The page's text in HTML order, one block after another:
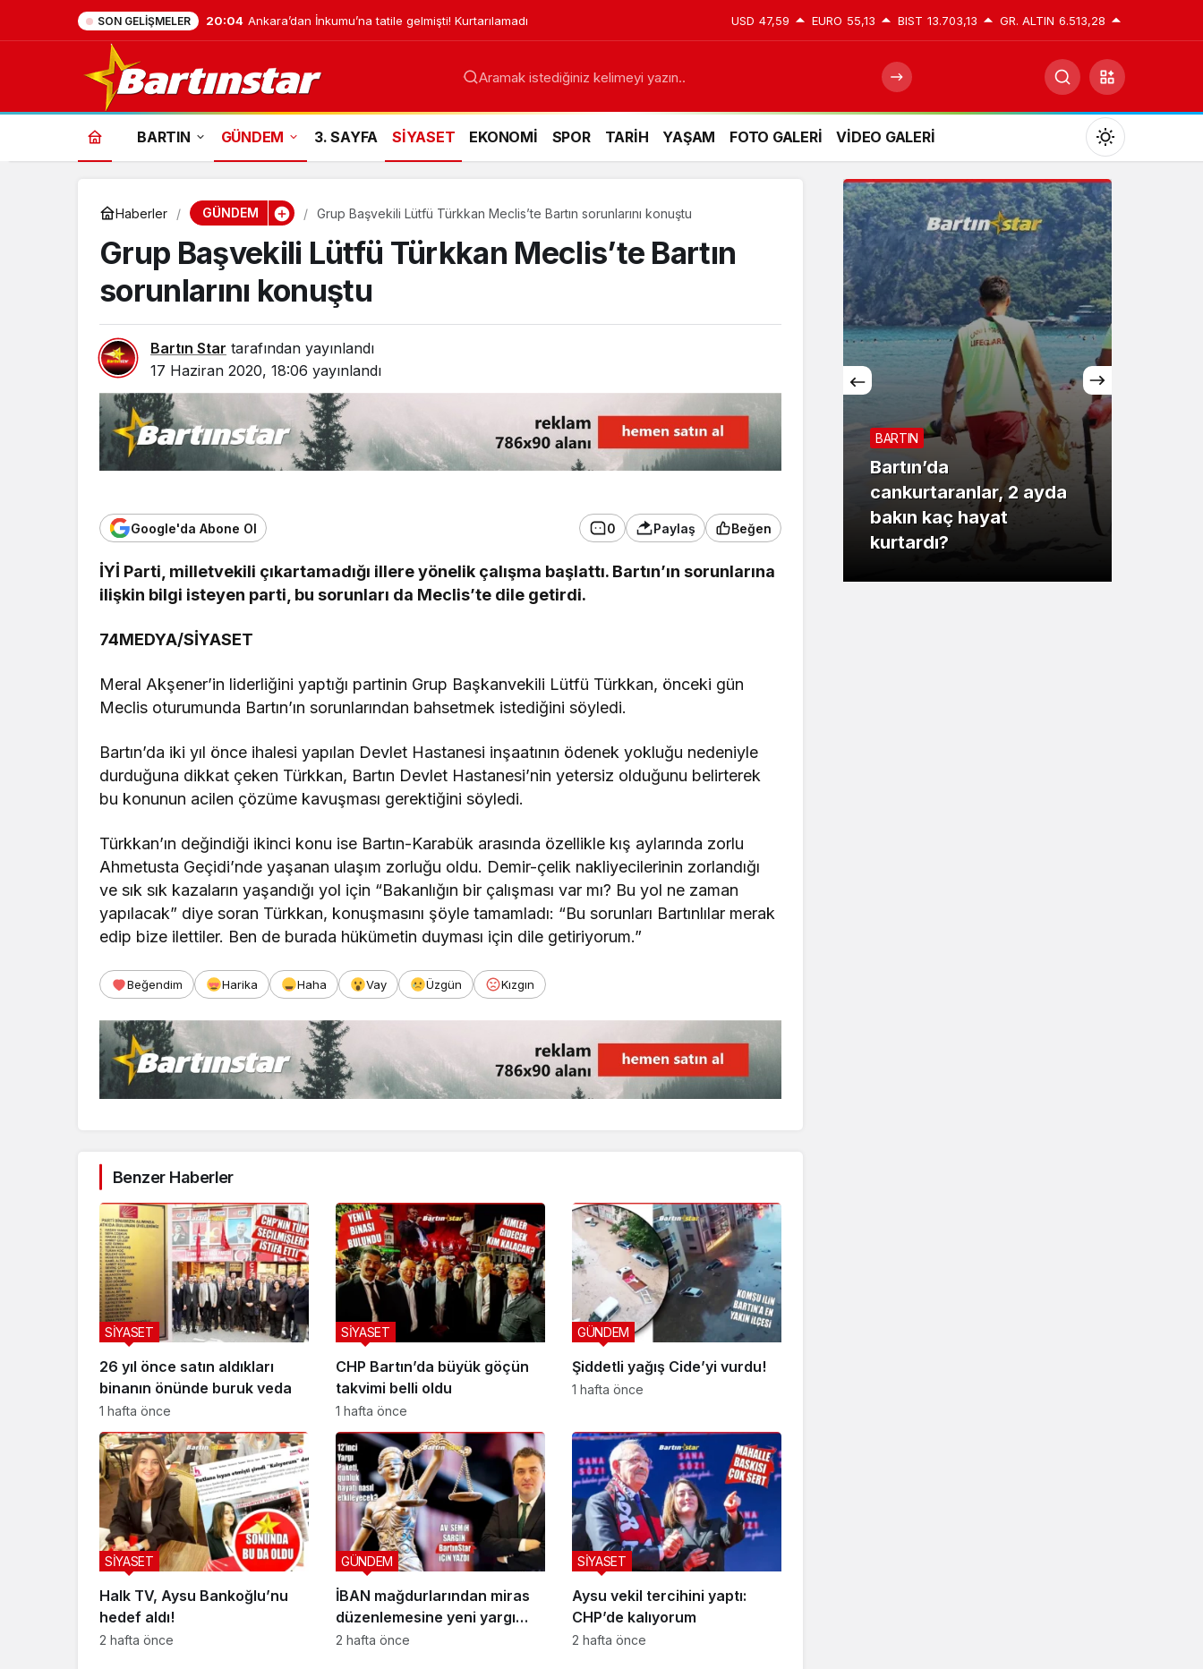
SON GELIŞMELER 20:04 Ankara’dan İnkumu’na tatile gelmişti! Kurtarılamadı USD 47,59 EURO 55,13 BIST 13.703,13 GR. ALTIN 6.513,28
Aramak istediğiniz kelimeyi yazın..
BARTIN GÜNDEM 3. SAYFA SİYASET EKONOMİ SPOR TARİH YAŞAM FOTO GALERİ VİDEO GALERİ
Mod
değiştir
Gündüz Modu
Gündüz modunu seçin.
Gece Modu
Gece modunu seçin.
Sistem Modu
Sistem modunu seçin.
Haberler GÜNDEM Grup Başvekili Lütfü Türkkan Meclis’te Bartın sorunlarını konuştu
Grup Başvekili Lütfü Türkkan Meclis’te Bartın
sorunlarını konuştu
Bartın Star tarafından yayınlandı
17 Haziran 2020, 18:06 yayınlandı
Google'da Abone Ol 0 Paylaş Beğen
İYİ Parti, milletvekili çıkartamadığı illere yönelik çalışma başlattı. Bartın’ın sorunlarına
ilişkin bilgi isteyen parti, bu sorunları da Meclis’te dile getirdi.
74MEDYA/SİYASET
Meral Akşener’in liderliğini yaptığı partinin Grup Başkanvekili Lütfü Türkkan, önceki gün
Meclis oturumunda Bartın’ın sorunlarından bahsetmek istediğini söyledi.
Bartın’da iki yıl önce ihalesi yapılan Devlet Hastanesi inşaatının ödenek yokluğu nedeniyle
durduğuna dikkat çeken Türkkan, Bartın Devlet Hastanesi’nin yetersiz olduğunu belirterek
bu konunun acilen çözüme kavuşması gerektiğini söyledi.
Türkkan’ın değindiği ikinci konu ise Bartın-Karabük arasında özellikle kış aylarında zorlu
Ahmetusta Geçidi’nde yaşanan ulaşım zorluğu oldu. Demir-çelik nakliyecilerinin zorlandığı
ve sık sık kazaların yaşandığı yol için “Bakanlığın bir çalışması var mı? Bu yol ne zaman
yapılacak” diye soran Türkkan, konuşmasını şöyle tamamladı: “Bu sorunları Bartınlılar merak
edip bize ilettiler. Ben de burada hükümetin duyması için dile getiriyorum.”
Beğendim Harika Haha Vay Üzgün Kızgın
Benzer Haberler
26 yıl önce satın aldıkları
binanın önünde buruk veda
SİYASET
1 hafta önce
CHP Bartın’da büyük göçün
takvimi belli oldu
SİYASET
1 hafta önce
Şiddetli yağış Cide’yi vurdu!
GÜNDEM
1 hafta önce
Halk TV, Aysu Bankoğlu’nu
hedef aldı!
SİYASET
2 hafta önce
İBAN mağdurlarından miras
düzenlemesine yeni yargı
düzeni
GÜNDEM
2 hafta önce
Aysu vekil tercihini yaptı:
CHP’de kalıyorum
SİYASET
2 hafta önce
3. SAYFA
tatile gelmişti!
Kurtarılamadı
BARTIN
Bartın’da
cankurtaranlar, 2 ayda
bakın kaç hayat
kurtardı?